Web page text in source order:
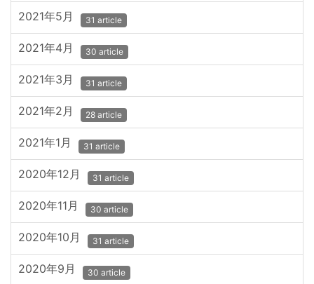
2021年5月 31 article
2021年4月 30 article
2021年3月 31 article
2021年2月 28 article
2021年1月 31 article
2020年12月 31 article
2020年11月 30 article
2020年10月 31 article
2020年9月 30 article